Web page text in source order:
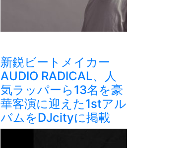
新鋭ビートメイカー
AUDIO RADICAL、人
気ラッパーら13名を豪
華客演に迎えた1stアル
バムをDJcityに掲載